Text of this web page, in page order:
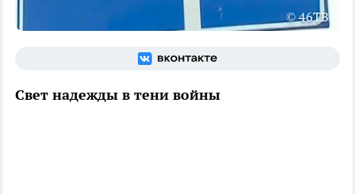
© 46ТВ
Свет надежды в тени войны